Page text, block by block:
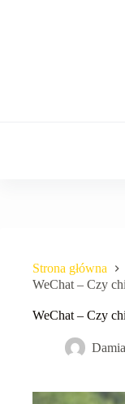
Strona główna
WeChat – Czy
WeChat – Czy